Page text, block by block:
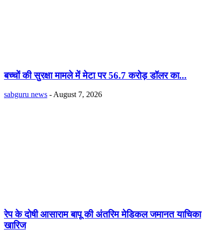
बच्चों की सुरक्षा मामले में मेटा पर 56.7 करोड़ डॉलर का...
sabguru news - August 7, 2026
रेप के दोषी आसाराम बापू की अंतरिम मेडिकल जमानत याचिका
खारिज